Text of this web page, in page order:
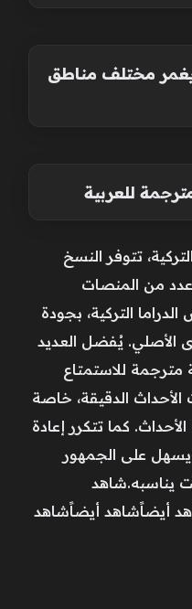
مختلف مناطق
للعربية
تتوفر النسخ
عدد من المنصات
التركية، بجودة
الأصلي. يُفضل العديد
مترجمة للاستمتاع
الأحداث الدقيقة، خاصة
كما تتكرر إعادة
على الجمهور
يناسبه.شاهد
أيضاًشاهد أيضاًشاهد